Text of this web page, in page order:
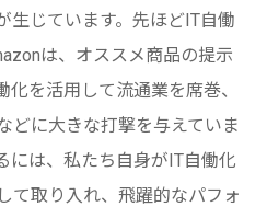
生じています。先ほどIT自働
は、オススメ商品の提示
を活用して流通業を席巻、
どに大きな打撃を与えていま
には、私たち自身がIT自働化
て取り入れ、飛躍的なパフォ